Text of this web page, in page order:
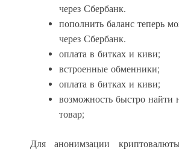
через Сбербанк.
пополнить баланс теперь
через Сбербанк.
оплата в битках и киви;
встроенные обменники;
оплата в битках и киви;
возможность быстро найти
товар;
Для анонимзации